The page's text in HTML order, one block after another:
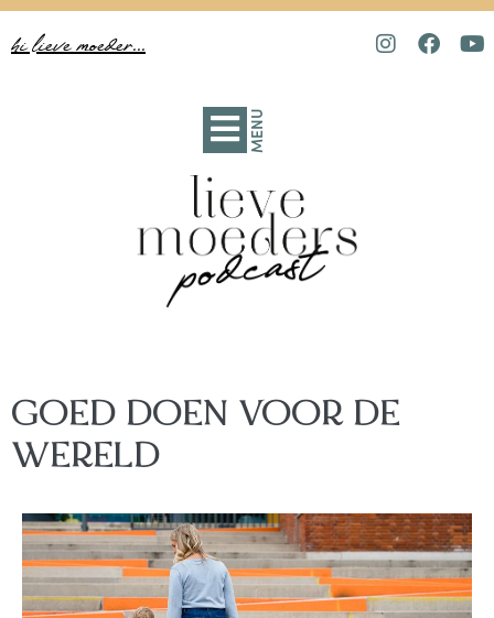
hi lieve moeder...
MENU
GOED DOEN VOOR DE
WERELD